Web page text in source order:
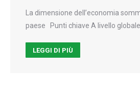
La dimensione dell’economia
paese Punti chiave A livello
LEGGI DI PIÙ